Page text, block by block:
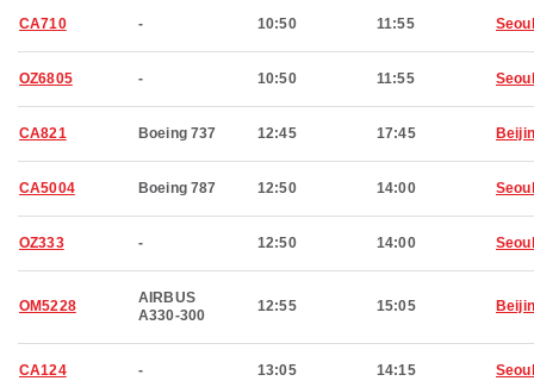
CA710 - 10:50 11:55 Seoul
OZ6805 - 10:50 11:55 Seoul
CA821 Boeing 737 12:45 17:45
CA5004 Boeing 787 12:50 14:00 Seoul
OZ333 - 12:50 14:00 Seoul
OM5228
AIRBUS
A330-300
12:55 15:05
CA124 - 13:05 14:15 Seoul